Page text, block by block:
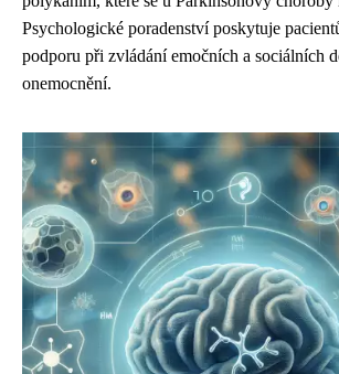
Psychologické poradenství poskytuje
podporu při zvládání emočních a sociálních
onemocnění.